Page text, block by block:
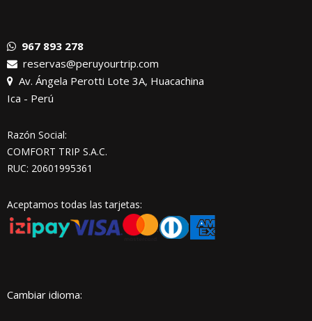
967 893 278
reservas@peruyourtrip.com
Av. Ángela Perotti Lote 3A, Huacachina
Ica - Perú
Razón Social:
COMFORT TRIP S.A.C.
RUC: 20601995361
Aceptamos todas las tarjetas:
Cambiar idioma: